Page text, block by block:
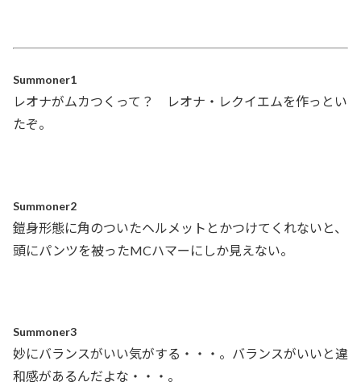
Summoner1
レオナがムカつくって？ レオナ・レクイエムを作っとい
たぞ。
Summoner2
鎧身形態に角のついたヘルメットとかつけてくれないと、
頭にパンツを被ったMCハマーにしか見えない。
Summoner3
妙にバランスがいい気がする・・・。バランスがいいと違
和感があるんだよな・・・。